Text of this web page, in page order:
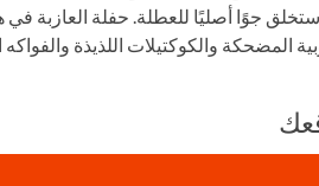
ستخلق جوًا أصليًا للعطلة. حفلة
المضحكة والكوكتيلات اللذيذة